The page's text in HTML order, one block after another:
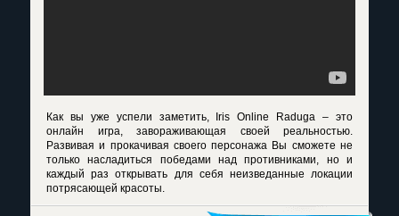
Как вы уже успели заметить, Iris Online Raduga – это
онлайн игра, завораживающая своей реальностью.
Развивая и прокачивая своего персонажа Вы сможете не
только насладиться победами над противниками, но и
каждый раз открывать для себя неизведанные локации
потрясающей красоты.